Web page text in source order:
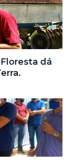
dá